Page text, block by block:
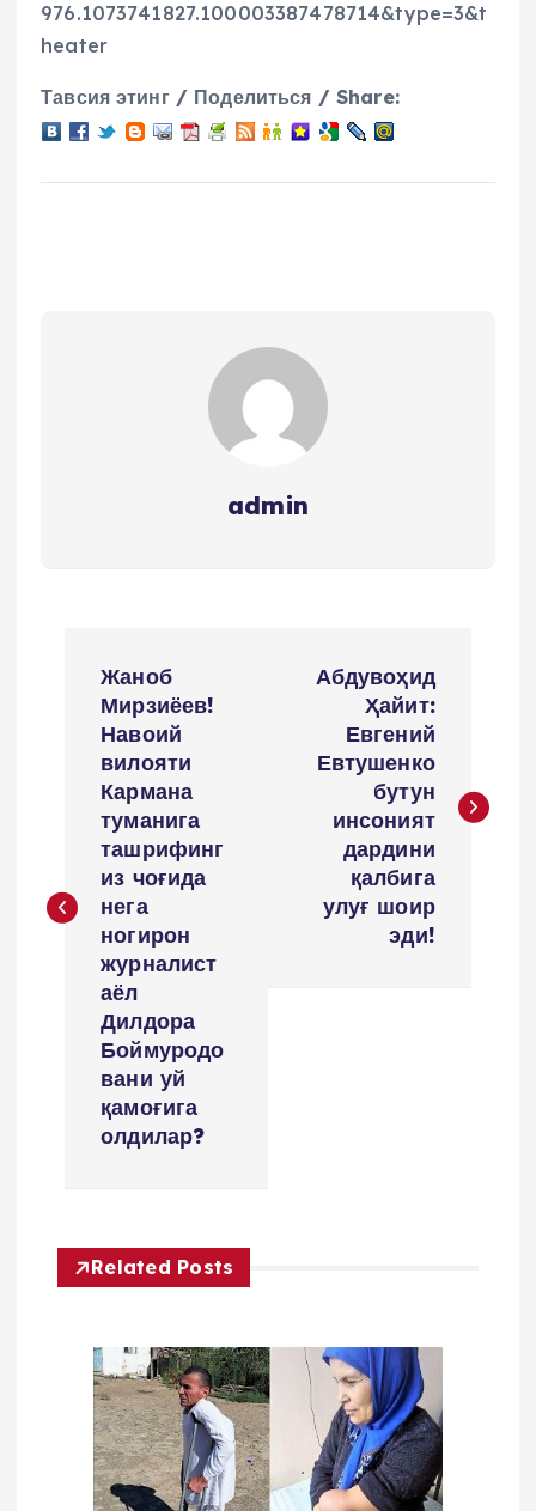
976.1073741827.100003387478714&type=3&t
heater
Тавсия этинг / Поделиться / Share:
admin
n
t
Жаноб
Мирзиёев!
Навоий
вилояти
Кармана
туманига
ташрифинг
из чоғида
нега
ногирон
журналист
аёл
Дилдора
Боймуродо
вани уй
қамоғига
олдилар?
Абдувоҳид
Ҳайит:
Евгений
Евтушенко
бутун
инсоният
дардини
қалбига
улуғ шоир
эди!
Related Posts